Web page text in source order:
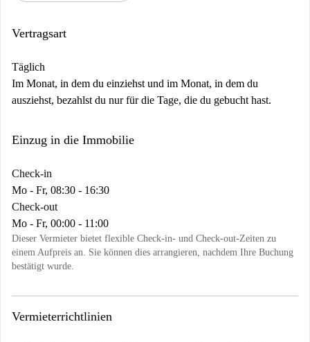
Vertragsart
Täglich
Im Monat, in dem du einziehst und im Monat, in dem du
ausziehst, bezahlst du nur für die Tage, die du gebucht hast.
Einzug in die Immobilie
Check-in
Mo - Fr, 08:30 - 16:30
Check-out
Mo - Fr, 00:00 - 11:00
Dieser Vermieter bietet flexible Check-in- und Check-out-Zeiten zu
einem Aufpreis an. Sie können dies arrangieren, nachdem Ihre Buchung
bestätigt wurde.
Vermieterrichtlinien